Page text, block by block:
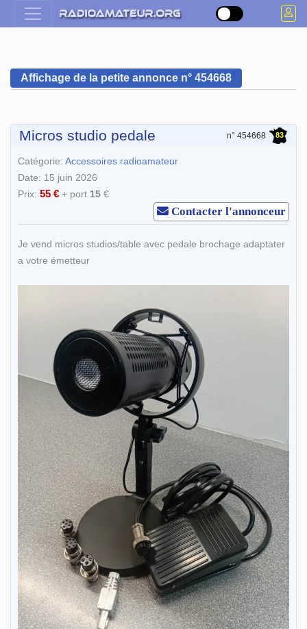
Affichage de la petite annonce n° 454668
Micros studio pedale n° 454668 83
Catégorie: Accessoires radioamateur
Date: 15 juin 2026
Prix: 55 € + port 15€
Contacter l'annonceur
Je vend micros studios/table avec pedale brochage adaptater
a votre émetteur